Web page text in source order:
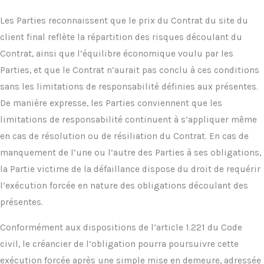
Les Parties reconnaissent que le prix du Contrat du site du
client final reflète la répartition des risques découlant du
Contrat, ainsi que l’équilibre économique voulu par les
Parties, et que le Contrat n’aurait pas conclu à ces conditions
sans les limitations de responsabilité définies aux présentes.
De manière expresse, les Parties conviennent que les
limitations de responsabilité continuent à s’appliquer même
en cas de résolution ou de résiliation du Contrat. En cas de
manquement de l’une ou l’autre des Parties à ses obligations,
la Partie victime de la défaillance dispose du droit de requérir
l’exécution forcée en nature des obligations découlant des
présentes.
Conformément aux dispositions de l’article 1.221 du Code
civil, le créancier de l’obligation pourra poursuivre cette
exécution forcée après une simple mise en demeure, adressée